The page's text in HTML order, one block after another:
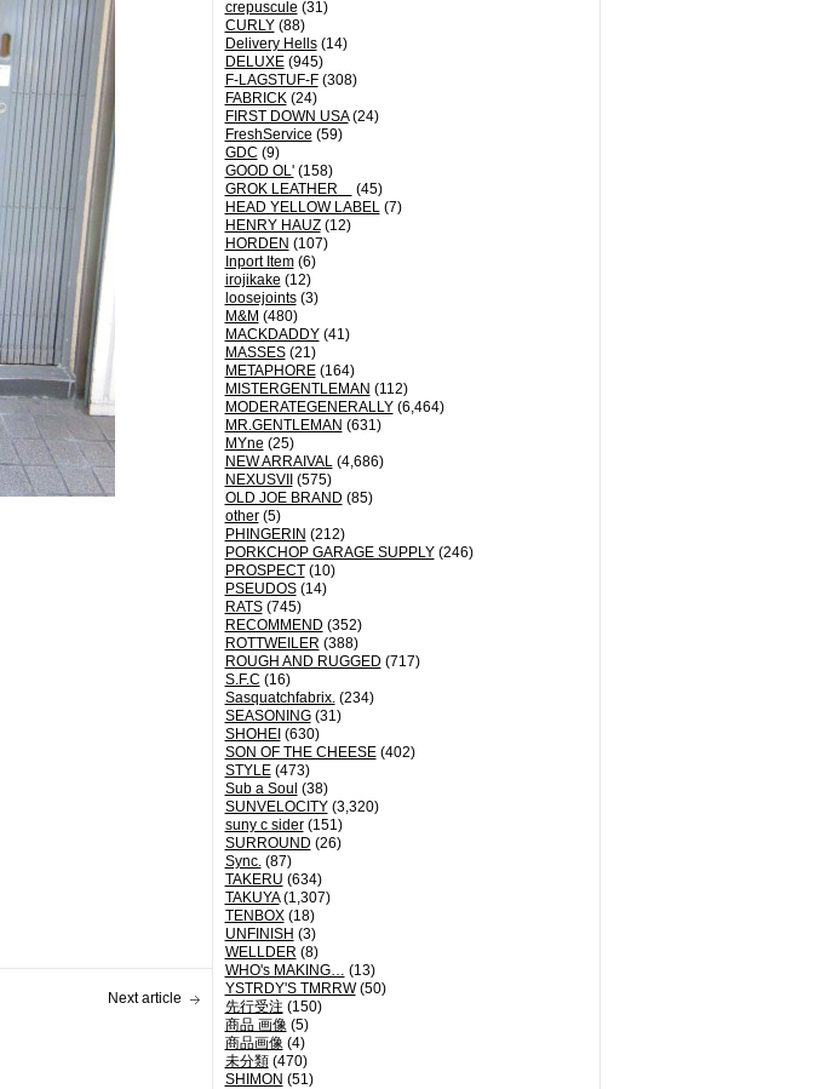
crepuscule (31)
CURLY(88)
Delivery Hells(14)
DELUXE(945)
F-LAGSTUF-F(308)
FABRICK(24)
FIRST DOWN USA(24)
FreshService (59)
GDC (9)
GOOD OL'(158)
GROK LEATHER
(45)
HEAD YELLOW LABEL(7)
HENRY HAUZ(12)
HORDEN (107)
Inport Item(6)
irojikake (12)
loosejoints(3)
M&M (480)
MACKDADDY(41)
MASSES(21)
METAPHORE(164)
MISTERGENTLEMAN (112)
MODERATEGENERALLY(6,464)
MR.GENTLEMAN (631)
MYne (25)
NEW ARRAIVAL(4,686)
NEXUSVII
(575)
OLD JOE BRAND (85)
other(5)
PHINGERIN (212)
PORKCHOP GARAGE SUPPLY(246)
PROSPECT(10)
PSEUDOS(14)
RATS(745)
RECOMMEND (352)
ROTTWEILER (388)
ROUGH AND RUGGED (717)
S.F.C (16)
Sasquatchfabrix.(234)
SEASONING(31)
SHOHEI (630)
SON OF THE CHEESE(402)
STYLE(473)
Sub a Soul (38)
SUNVELOCITY(3,320)
suny c sider(151)
SURROUND (26)
Sync.(87)
TAKERU (634)
TAKUYA(1,307)
TENBOX(18)
UNFINISH (3)
WELLDER (8)
WHO's MAKING… (13)
YSTRDY'S TMRRW(50)
先行受注 (150)
商品 画像(5)
商品画像(4)
未分類(470)
SHIMON (51)
Next article